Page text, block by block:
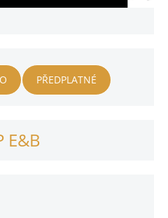
PŘEDPLATNÉ
E&B